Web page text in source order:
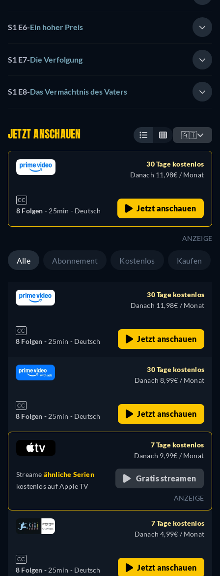
S1 E6-Ein hoher Preis
S1 E7-Die Verfolgung
S1 E8-Das Vermächtnis des Vaters
JETZT ANSCHAUEN 🇦🇹
CC
8 Folgen - 25min - Deutsch
30 Tage kostenlos
Danach 11,98€ / Monat
Jetzt anschauen
ANZEIGE
Alle Abonnement Kostenlos Kaufen
CC
8 Folgen - 25min - Deutsch
30 Tage kostenlos
Danach 11,98€ / Monat
Jetzt anschauen
CC
8 Folgen - 25min - Deutsch
30 Tage kostenlos
Danach 8,99€ / Monat
Jetzt anschauen
Streame ähnliche Serien
kostenlos aufApple TV
7 Tage kostenlos
Danach 9,99€ / Monat
Gratis streamen
ANZEIGE
CC
8 Folgen - 25min - Deutsch
7 Tage kostenlos
Danach 4,99€ / Monat
Jetzt anschauen